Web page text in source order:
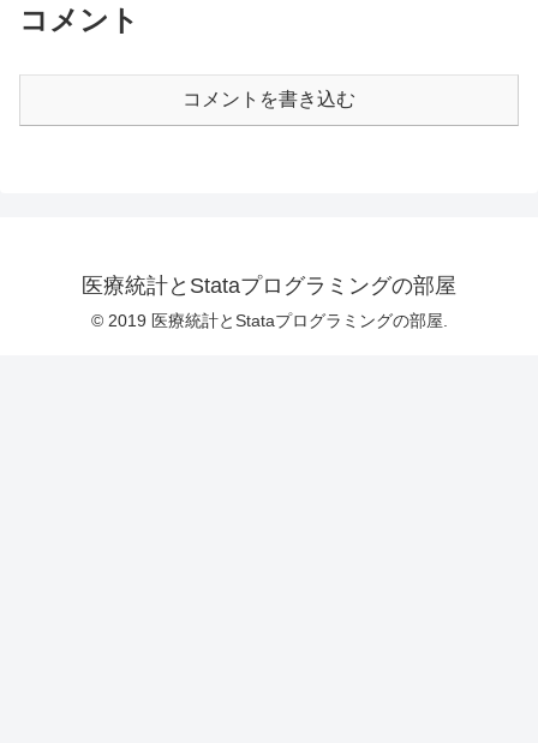
コメント
コメントを書き込む
医療統計とStataプログラミングの部屋
© 2019 医療統計とStataプログラミングの部屋.